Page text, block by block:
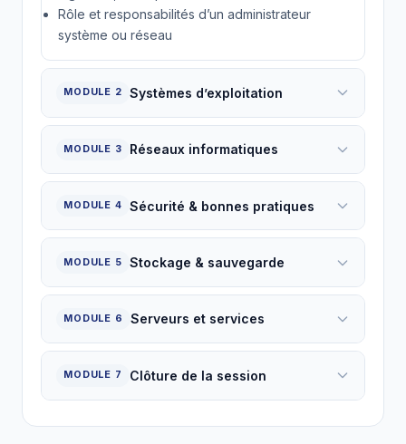
Rôle et responsabilités d’un administrateur
système ou réseau
MODULE 2 Systèmes d’exploitation
MODULE 3 Réseaux informatiques
MODULE 4 Sécurité & bonnes pratiques
MODULE 5 Stockage & sauvegarde
MODULE 6 Serveurs et services
MODULE 7 Clôture de la session